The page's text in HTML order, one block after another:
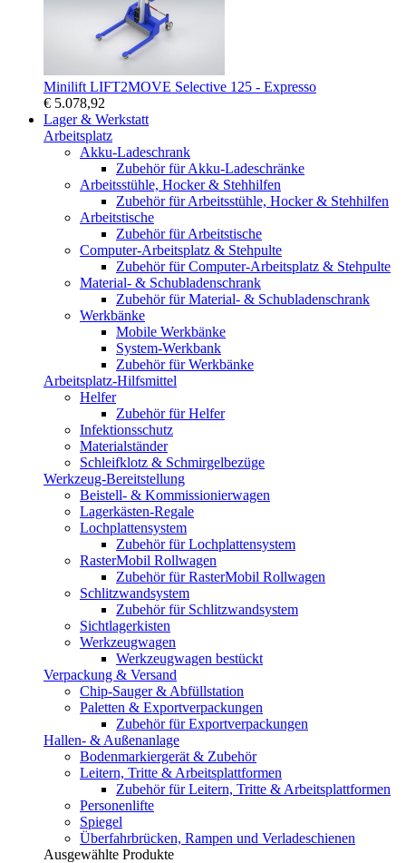
Minilift LIFT2MOVE Selective 125 - Expresso
€ 5.078,92
Lager & Werkstatt
Arbeitsplatz
Akku-Ladeschrank
Zubehör für Akku-Ladeschränke
Arbeitsstühle, Hocker & Stehhilfen
Zubehör für Arbeitsstühle, Hocker & Stehhilfen
Arbeitstische
Zubehör für Arbeitstische
Computer-Arbeitsplatz & Stehpulte
Zubehör für Computer-Arbeitsplatz & Stehpulte
Material- & Schubladenschrank
Zubehör für Material- & Schubladenschrank
Werkbänke
Mobile Werkbänke
System-Werkbank
Zubehör für Werkbänke
Arbeitsplatz-Hilfsmittel
Helfer
Zubehör für Helfer
Infektionsschutz
Materialständer
Schleifklotz & Schmirgelbezüge
Werkzeug-Bereitstellung
Beistell- & Kommissionierwagen
Lagerkästen-Regale
Lochplattensystem
Zubehör für Lochplattensystem
RasterMobil Rollwagen
Zubehör für RasterMobil Rollwagen
Schlitzwandsystem
Zubehör für Schlitzwandsystem
Sichtlagerkisten
Werkzeugwagen
Werkzeugwagen bestückt
Verpackung & Versand
Chip-Sauger & Abfüllstation
Paletten & Exportverpackungen
Zubehör für Exportverpackungen
Hallen- & Außenanlage
Bodenmarkiergerät & Zubehör
Leitern, Tritte & Arbeitsplattformen
Zubehör für Leitern, Tritte & Arbeitsplattformen
Personenlifte
Spiegel
Überfahrbrücken, Rampen und Verladeschienen
Ausgewählte Produkte